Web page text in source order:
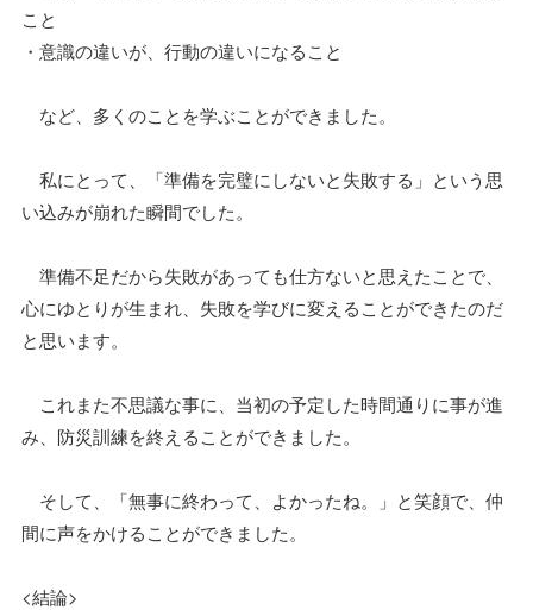
こと
・意識の違いが、行動の違いになること
など、多くのことを学ぶことができました。
私にとって、「準備を完璧にしないと失敗する」という思
い込みが崩れた瞬間でした。
準備不足だから失敗があっても仕方ないと思えたことで、
心にゆとりが生まれ、失敗を学びに変えることができたのだ
と思います。
これまた不思議な事に、当初の予定した時間通りに事が進
み、防災訓練を終えることができました。
そして、「無事に終わって、よかったね。」と笑顔で、仲
間に声をかけることができました。
<結論>